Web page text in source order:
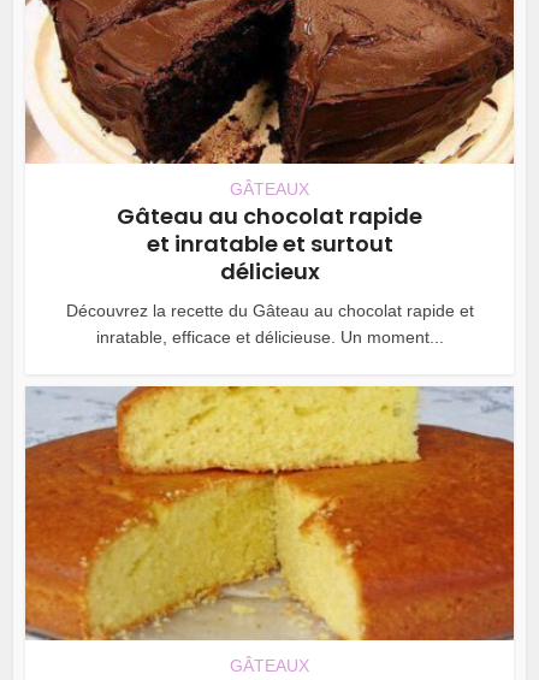
GÂTEAUX
Gâteau au chocolat rapide
et inratable et surtout
délicieux
Découvrez la recette du Gâteau au chocolat rapide et
inratable, efficace et délicieuse. Un moment...
GÂTEAUX